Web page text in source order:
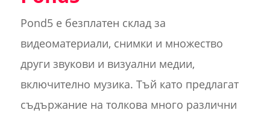
Pond5 е безплатен склад за
видеоматериали, снимки и множество
други звукови и визуални медии,
включително музика. Тъй като предлагат
съдържание на толкова много различни